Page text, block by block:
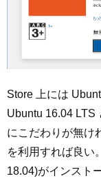
Store 上には
Ubuntu 16.04 LTS
にこだわりが無け
を利用すれば良い
18.04)がインスト